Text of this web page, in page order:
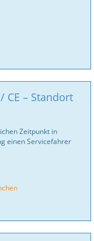
CE – Standort
Zeitpunkt in
einen Servicefahrer